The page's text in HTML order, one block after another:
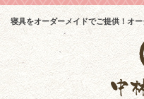
寝具をオーダーメイドでご提供！オ